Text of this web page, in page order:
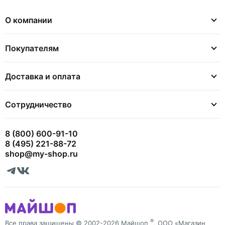
О компании
Покупателям
Доставка и оплата
Сотрудничество
8 (800) 600-91-10
8 (495) 221-88-72
shop@my-shop.ru
Все права защищены © 2002-2026 Майшоп ®, ООО «Магазин